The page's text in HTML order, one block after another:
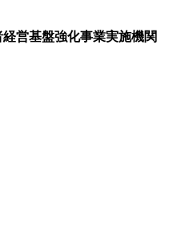
営基盤強化事業実施機関